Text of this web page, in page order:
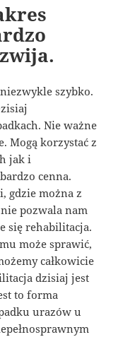
szybko.
Nie ważne
Mogą korzystać z
jak i
cenna.
gdzie można z
pozwala nam
się rehabilitacja.
może sprawić,
całkowicie
dzisiaj jest
to forma
urazów u